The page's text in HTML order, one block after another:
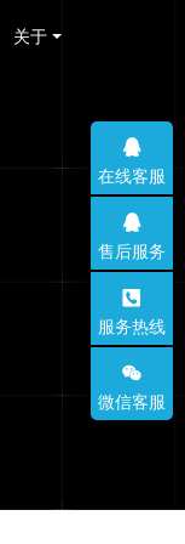
关于
在线客服
售后服务
服务热线
微信客服